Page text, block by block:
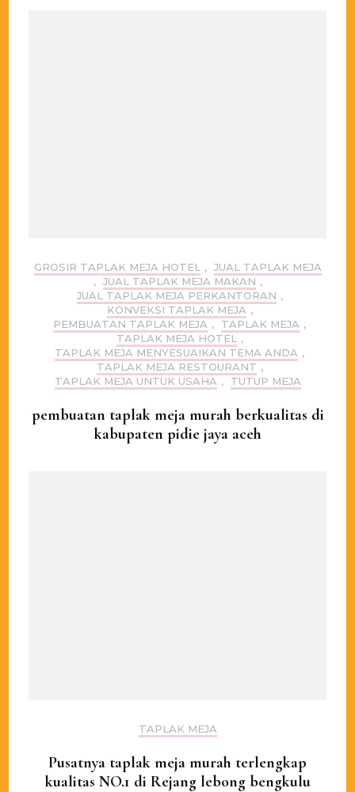
GROSIR TAPLAK MEJA HOTEL , JUAL TAPLAK MEJA
, JUAL TAPLAK MEJA MAKAN ,
JUAL TAPLAK MEJA PERKANTORAN ,
KONVEKSI TAPLAK MEJA ,
PEMBUATAN TAPLAK MEJA , TAPLAK MEJA ,
TAPLAK MEJA HOTEL ,
TAPLAK MEJA MENYESUAIKAN TEMA ANDA ,
TAPLAK MEJA RESTOURANT ,
TAPLAK MEJA UNTUK USAHA , TUTUP MEJA
pembuatan taplak meja murah berkualitas di
kabupaten pidie jaya aceh
TAPLAK MEJA
Pusatnya taplak meja murah terlengkap
kualitas NO.1 di Rejang lebong bengkulu